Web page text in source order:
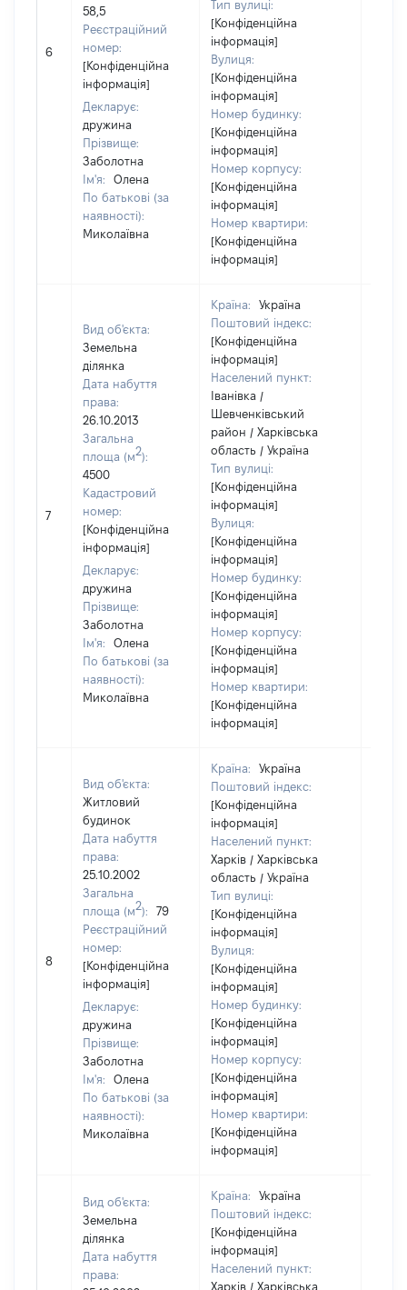
6
58,5
Реєстраційний
номер:
[Конфіденційна
інформація]
Декларує:
дружина
Прізвище:
Заболотна
Ім'я:
Олена
По батькові (за
наявності):
Миколаївна
Тип вулиці:
[Конфіденційна
інформація]
Вулиця:
[Конфіденційна
інформація]
Номер будинку:
[Конфіденційна
інформація]
Номер корпусу:
[Конфіденційна
інформація]
Номер квартири:
[Конфіденційна
інформація]
7
Вид об'єкта:
Земельна
ділянка
Дата набуття
права:
26.10.2013
Загальна
площа (м2):
4500
Кадастровий
номер:
[Конфіденційна
інформація]
Декларує:
дружина
Прізвище:
Заболотна
Ім'я:
Олена
По батькові (за
наявності):
Миколаївна
Країна:
Україна
Поштовий індекс:
[Конфіденційна
інформація]
Населений пункт:
Іванівка /
Шевченківський
район / Харківська
область / Україна
Тип вулиці:
[Конфіденційна
інформація]
Вулиця:
[Конфіденційна
інформація]
Номер будинку:
[Конфіденційна
інформація]
Номер корпусу:
[Конфіденційна
інформація]
Номер квартири:
[Конфіденційна
інформація]
8
Вид об'єкта:
Житловий
будинок
Дата набуття
права:
25.10.2002
Загальна
площа (м2):
79
Реєстраційний
номер:
[Конфіденційна
інформація]
Декларує:
дружина
Прізвище:
Заболотна
Ім'я:
Олена
По батькові (за
наявності):
Миколаївна
Країна:
Україна
Поштовий індекс:
[Конфіденційна
інформація]
Населений пункт:
Харків / Харківська
область / Україна
Тип вулиці:
[Конфіденційна
інформація]
Вулиця:
[Конфіденційна
інформація]
Номер будинку:
[Конфіденційна
інформація]
Номер корпусу:
[Конфіденційна
інформація]
Номер квартири:
[Конфіденційна
інформація]
Вид об'єкта:
Земельна
ділянка
Дата набуття
права:
Країна:
Україна
Поштовий індекс:
[Конфіденційна
інформація]
Населений пункт:
Харків / Харківська